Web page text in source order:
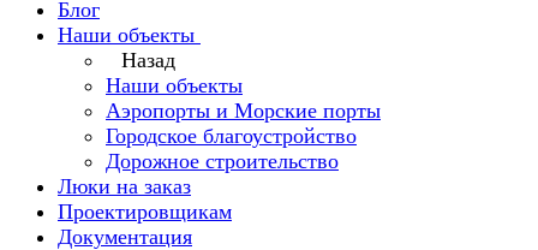
Блог
Наши объекты
Назад
Наши объекты
Аэропорты и Морские порты
Городское благоустройство
Дорожное строительство
Люки на заказ
Проектировщикам
Документация